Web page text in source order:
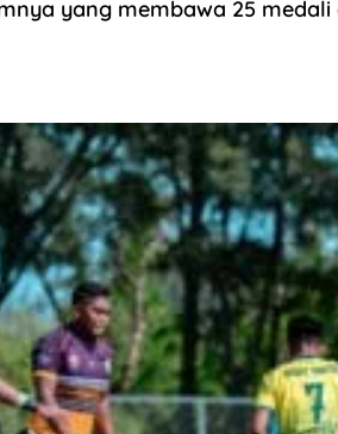
yang membawa 25 medali